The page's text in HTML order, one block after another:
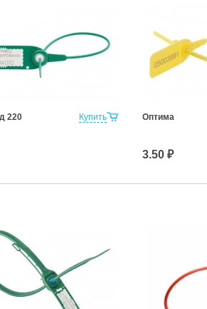
Купить
220 Оптима
3.50 ₽